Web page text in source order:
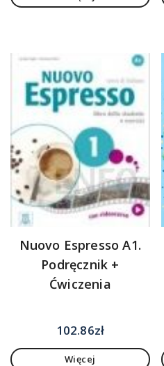
Nuovo Espresso A1.
Podręcznik +
Ćwiczenia
102.86zł
Więcej